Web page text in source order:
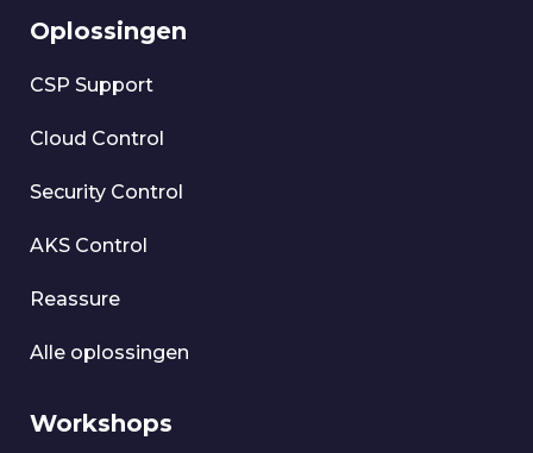
Oplossingen
CSP Support
Cloud Control
Security Control
AKS Control
Reassure
Alle oplossingen
Workshops